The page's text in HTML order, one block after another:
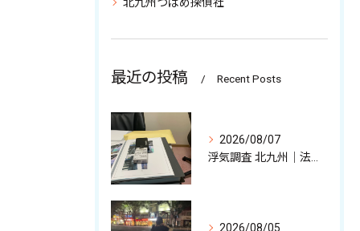
最近の投稿 Recent Posts
2026/08/07
2026/08/05